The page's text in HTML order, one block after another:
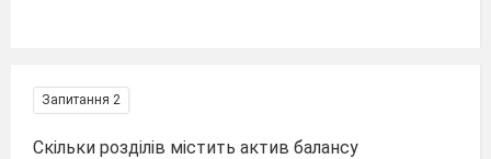
Запитання 2
Скільки розділів містить актив балансу